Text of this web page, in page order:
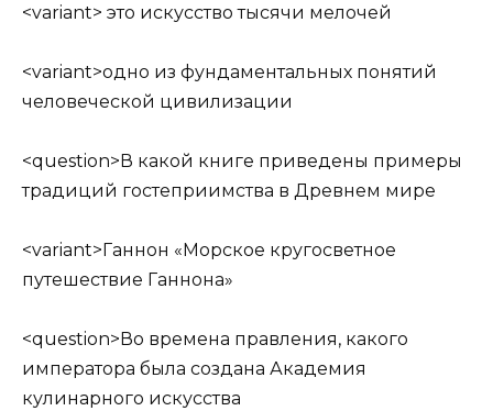
<variant> это искусство тысячи мелочей
<variant>одно из фундаментальных понятий
человеческой цивилизации
<question>В какой книге приведены примеры
традиций гостеприимства в Древнем мире
<variant>Ганнон «Морское кругосветное
путешествие Ганнона»
<question>Во времена правления, какого
императора была создана Академия
кулинарного искусства